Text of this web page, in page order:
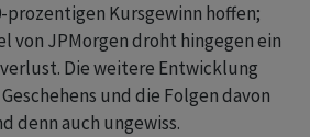
prozentigen Kursgewinn hoffen;
von JPMorgen droht hingegen ein
Die weitere Entwicklung
und die Folgen davon
denn auch ungewiss.